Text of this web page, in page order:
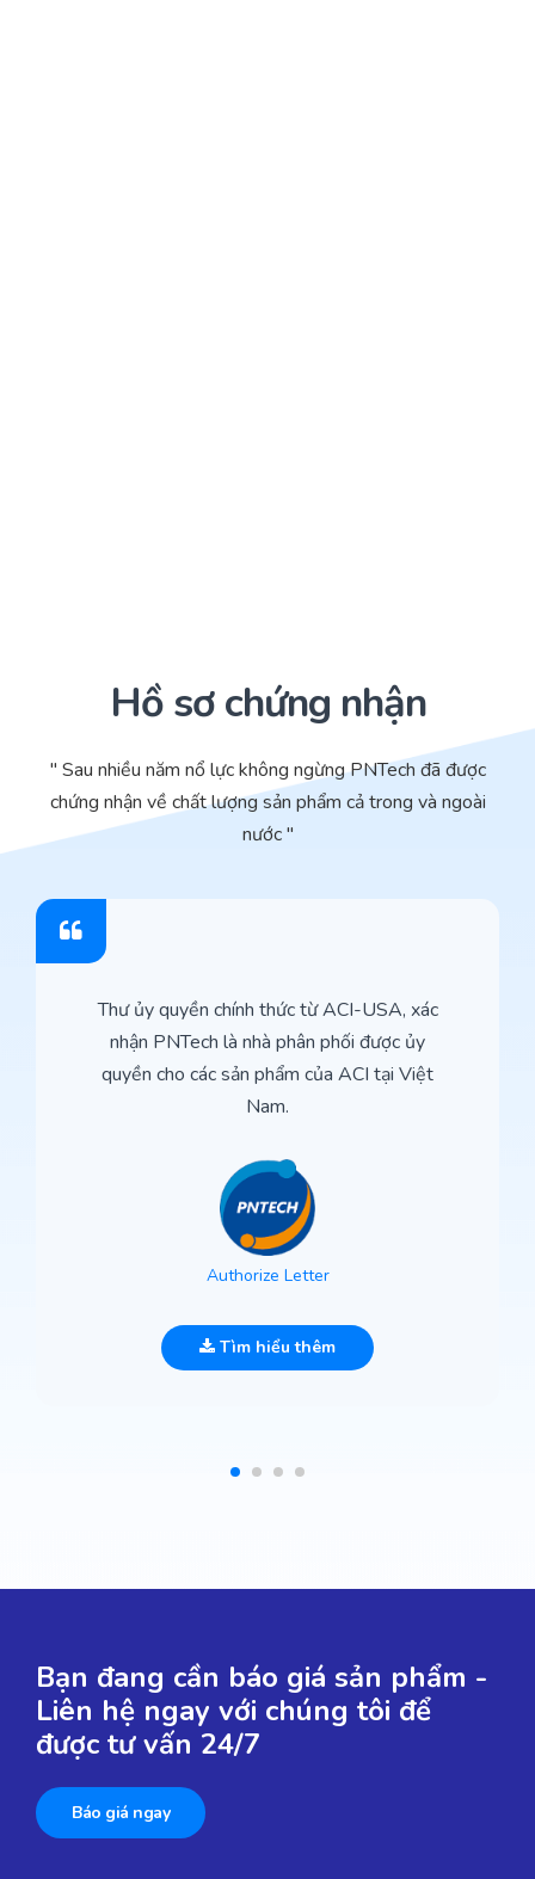
Hồ sơ chứng nhận
" Sau nhiều năm nổ lực không ngừng PNTech đã được
chứng nhận về chất lượng sản phẩm cả trong và ngoài
nước "
Thư ủy quyền chính thức từ ACI-USA, xác
nhận PNTech là nhà phân phối được ủy
quyền cho các sản phẩm của ACI tại Việt
Nam.
Authorize Letter
Tìm hiểu thêm
Bạn đang cần báo giá sản phẩm -
Liên hệ ngay với chúng tôi để
được tư vấn 24/7
Báo giá ngay